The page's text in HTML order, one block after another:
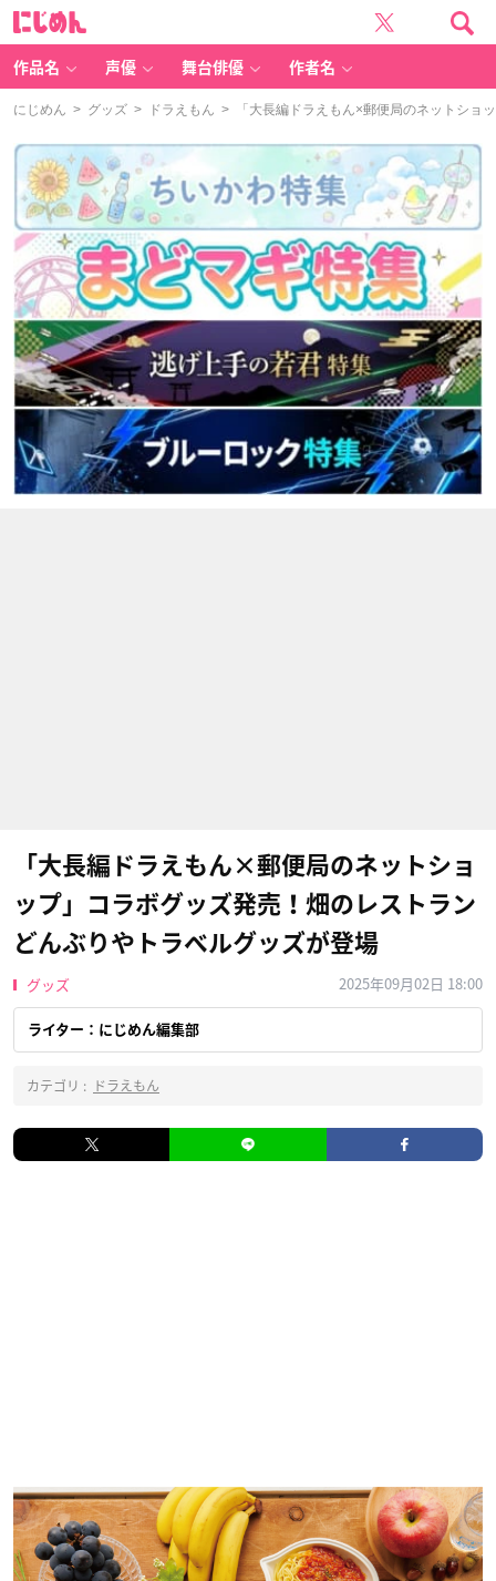
作品名 声優 舞台俳優 作者名
にじめん > グッズ > ドラえもん > 「大長編ドラえもん×郵便局のネットショ
「大長編ドラえもん×郵便局のネットショ
ップ」コラボグッズ発売！畑のレストラン
どんぶりやトラベルグッズが登場
グッズ 2025年09月02日 18:00
ライター：にじめん編集部
カテゴリ : ドラえもん